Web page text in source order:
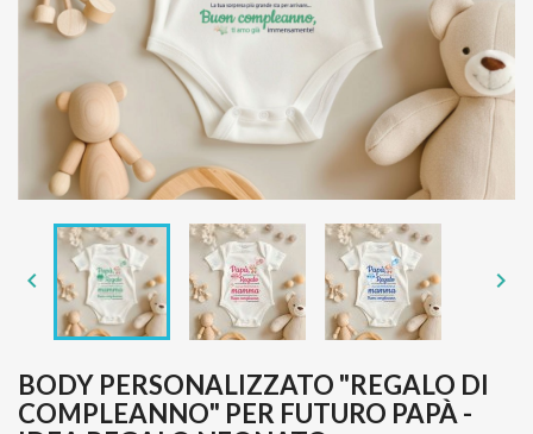
 
BODY PERSONALIZZATO "REGALO DI
COMPLEANNO" PER FUTURO PAPÀ -